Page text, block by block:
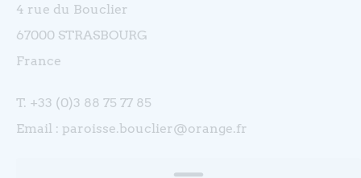
4 rue du Bouclier
67000 STRASBOURG
France
T. +33 (0)3 88 75 77 85
Email : paroisse.bouclier@orange.fr